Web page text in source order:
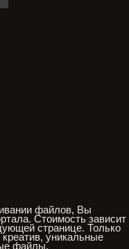
файлов, Вы
Стоимость зависит
странице. Только
уникальные
файлы.